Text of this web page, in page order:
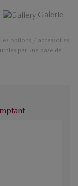
Galerie
options / accessoires
par une base de